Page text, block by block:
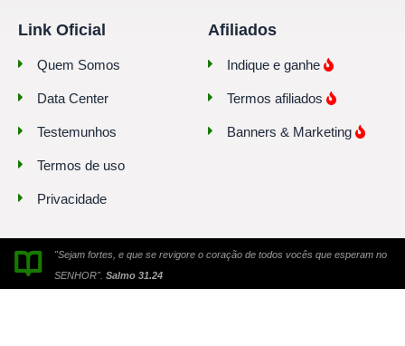
Link Oficial
Quem Somos
Data Center
Testemunhos
Termos de uso
Privacidade
Afiliados
Indique e ganhe
Termos afiliados
Banners & Marketing
"Sejam fortes, e que se revigore o coração de todos vocês que esperam no
SENHOR". Salmo 31.24